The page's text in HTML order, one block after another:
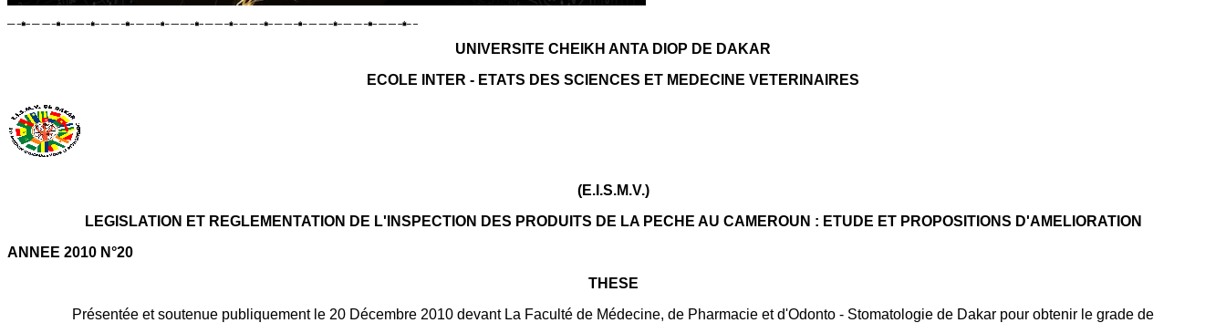
UNIVERSITE CHEIKH ANTA DIOP DE DAKAR
ECOLE INTER - ETATS DES SCIENCES ET MEDECINE VETERINAIRES
(E.I.S.M.V.)
LEGISLATION ET REGLEMENTATION DE L'INSPECTION DES PRODUITS DE LA PECHE AU CAMEROUN : ETUDE ET PROPOSITIONS D'AMELIORATION
ANNEE 2010 N°20
THESE
Présentée et soutenue publiquement le 20 Décembre 2010 devant La Faculté de Médecine, de Pharmacie et d'Odonto - Stomatologie de Dakar pour obtenir le grade de